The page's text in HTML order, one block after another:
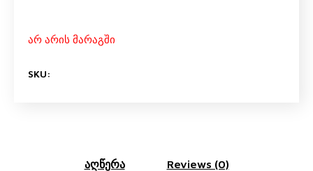
არ არის მარაგში
SKU:
აღწერა Reviews (0)